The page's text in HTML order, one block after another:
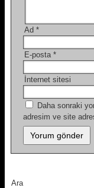
Ad *
E-posta *
İnternet sitesi
Daha sonraki
adresim ve site
Ara